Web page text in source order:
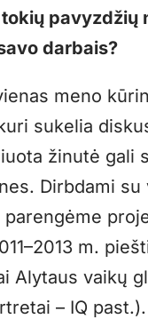
pavyzdžių
darbais?
meno
sukelia
žinutė gali
Dirbdami su
m.
Alytaus vaikų
– IQ